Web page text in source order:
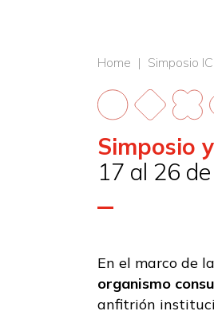
Home | Simposio
Simposio
17 al 26
En el marco de
organismo
anfitrión